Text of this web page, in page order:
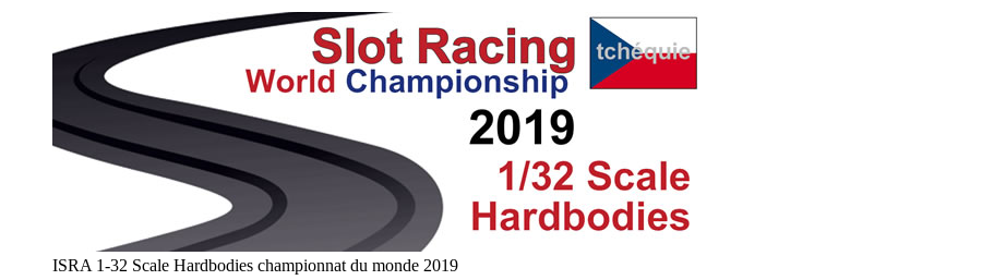
ISRA 1-32 Scale Hardbodies championnat du monde 2019